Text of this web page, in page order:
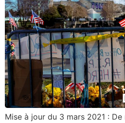
Mise à jour du 3 mars 2021 : De